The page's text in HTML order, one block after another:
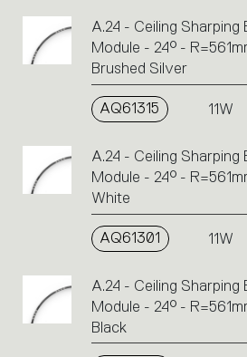
A.24 - Ceiling Sharping
Module - 24° -
Brushed Silver
AQ61315 11W
A.24 - Ceiling Sharping
Module - 24° -
White
AQ61301 11W
A.24 - Ceiling Sharping
Module - 24° -
Black